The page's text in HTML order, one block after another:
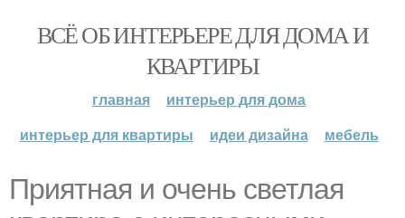
ВСЁ ОБ ИНТЕРЬЕРЕ ДЛЯ ДОМА И
КВАРТИРЫ
главная
интерьер для дома
интерьер для квартиры
идеи дизайна мебель
Приятная и очень светлая